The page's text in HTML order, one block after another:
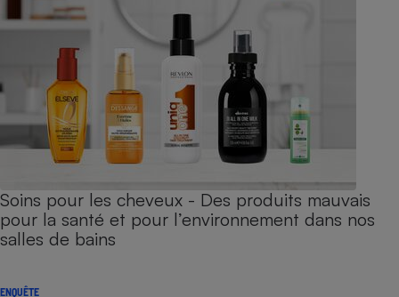
Soins pour les cheveux - Des produits mauvais
pour la santé et pour l’environnement dans nos
salles de bains
ENQUÊTE